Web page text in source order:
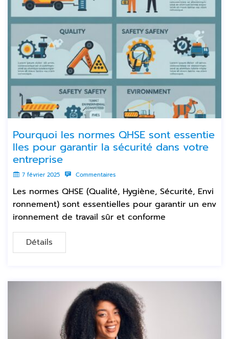
Pourquoi les normes QHSE sont essentie
lles pour garantir la sécurité dans votre
entreprise
7 février 2025 Commentaires
Les normes QHSE (Qualité, Hygiène, Sécurité, Envi
ronnement) sont essentielles pour garantir un env
ironnement de travail sûr et conforme
Détails